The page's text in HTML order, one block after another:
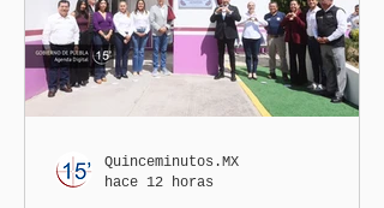
de viajeros del Reino Unido
que visitaron territorio
mexicano. A través de un
mensaje difundido en redes
informó que la Secretaría
de Salud activó de mane
Quinceminutos.MX
hace 12 horas